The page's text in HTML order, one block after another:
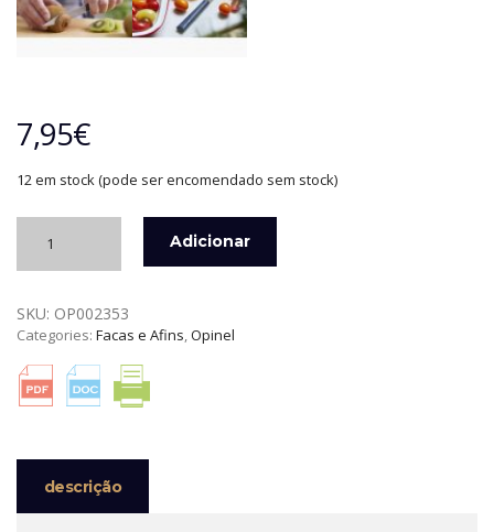
7,95€
12 em stock (pode ser encomendado sem stock)
FACA
SERRA
Nº
AZUL
ESSENTIEL
Adicionar
SKU: OP002353
Categories: Facas e Afins Opinel
descrição